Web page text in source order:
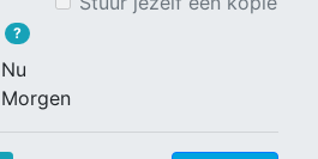
?
Nu
Morgen